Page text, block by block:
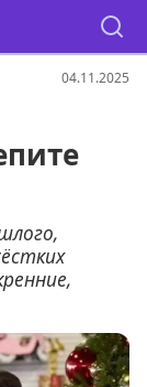
04.11.2025